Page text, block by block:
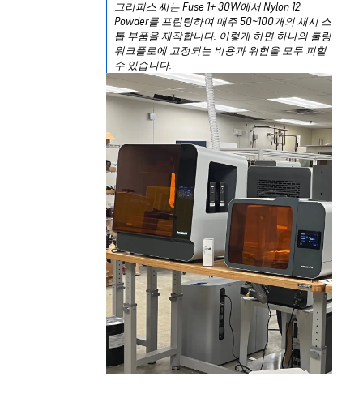
그리피스 씨는 Fuse 1+ 30W에서 Nylon 12
Powder를 프린팅하여 매주 50~100개의 새시 스
톱 부품을 제작합니다. 이렇게 하면 하나의 툴링
워크플로에 고정되는 비용과 위험을 모두 피할
수 있습니다.